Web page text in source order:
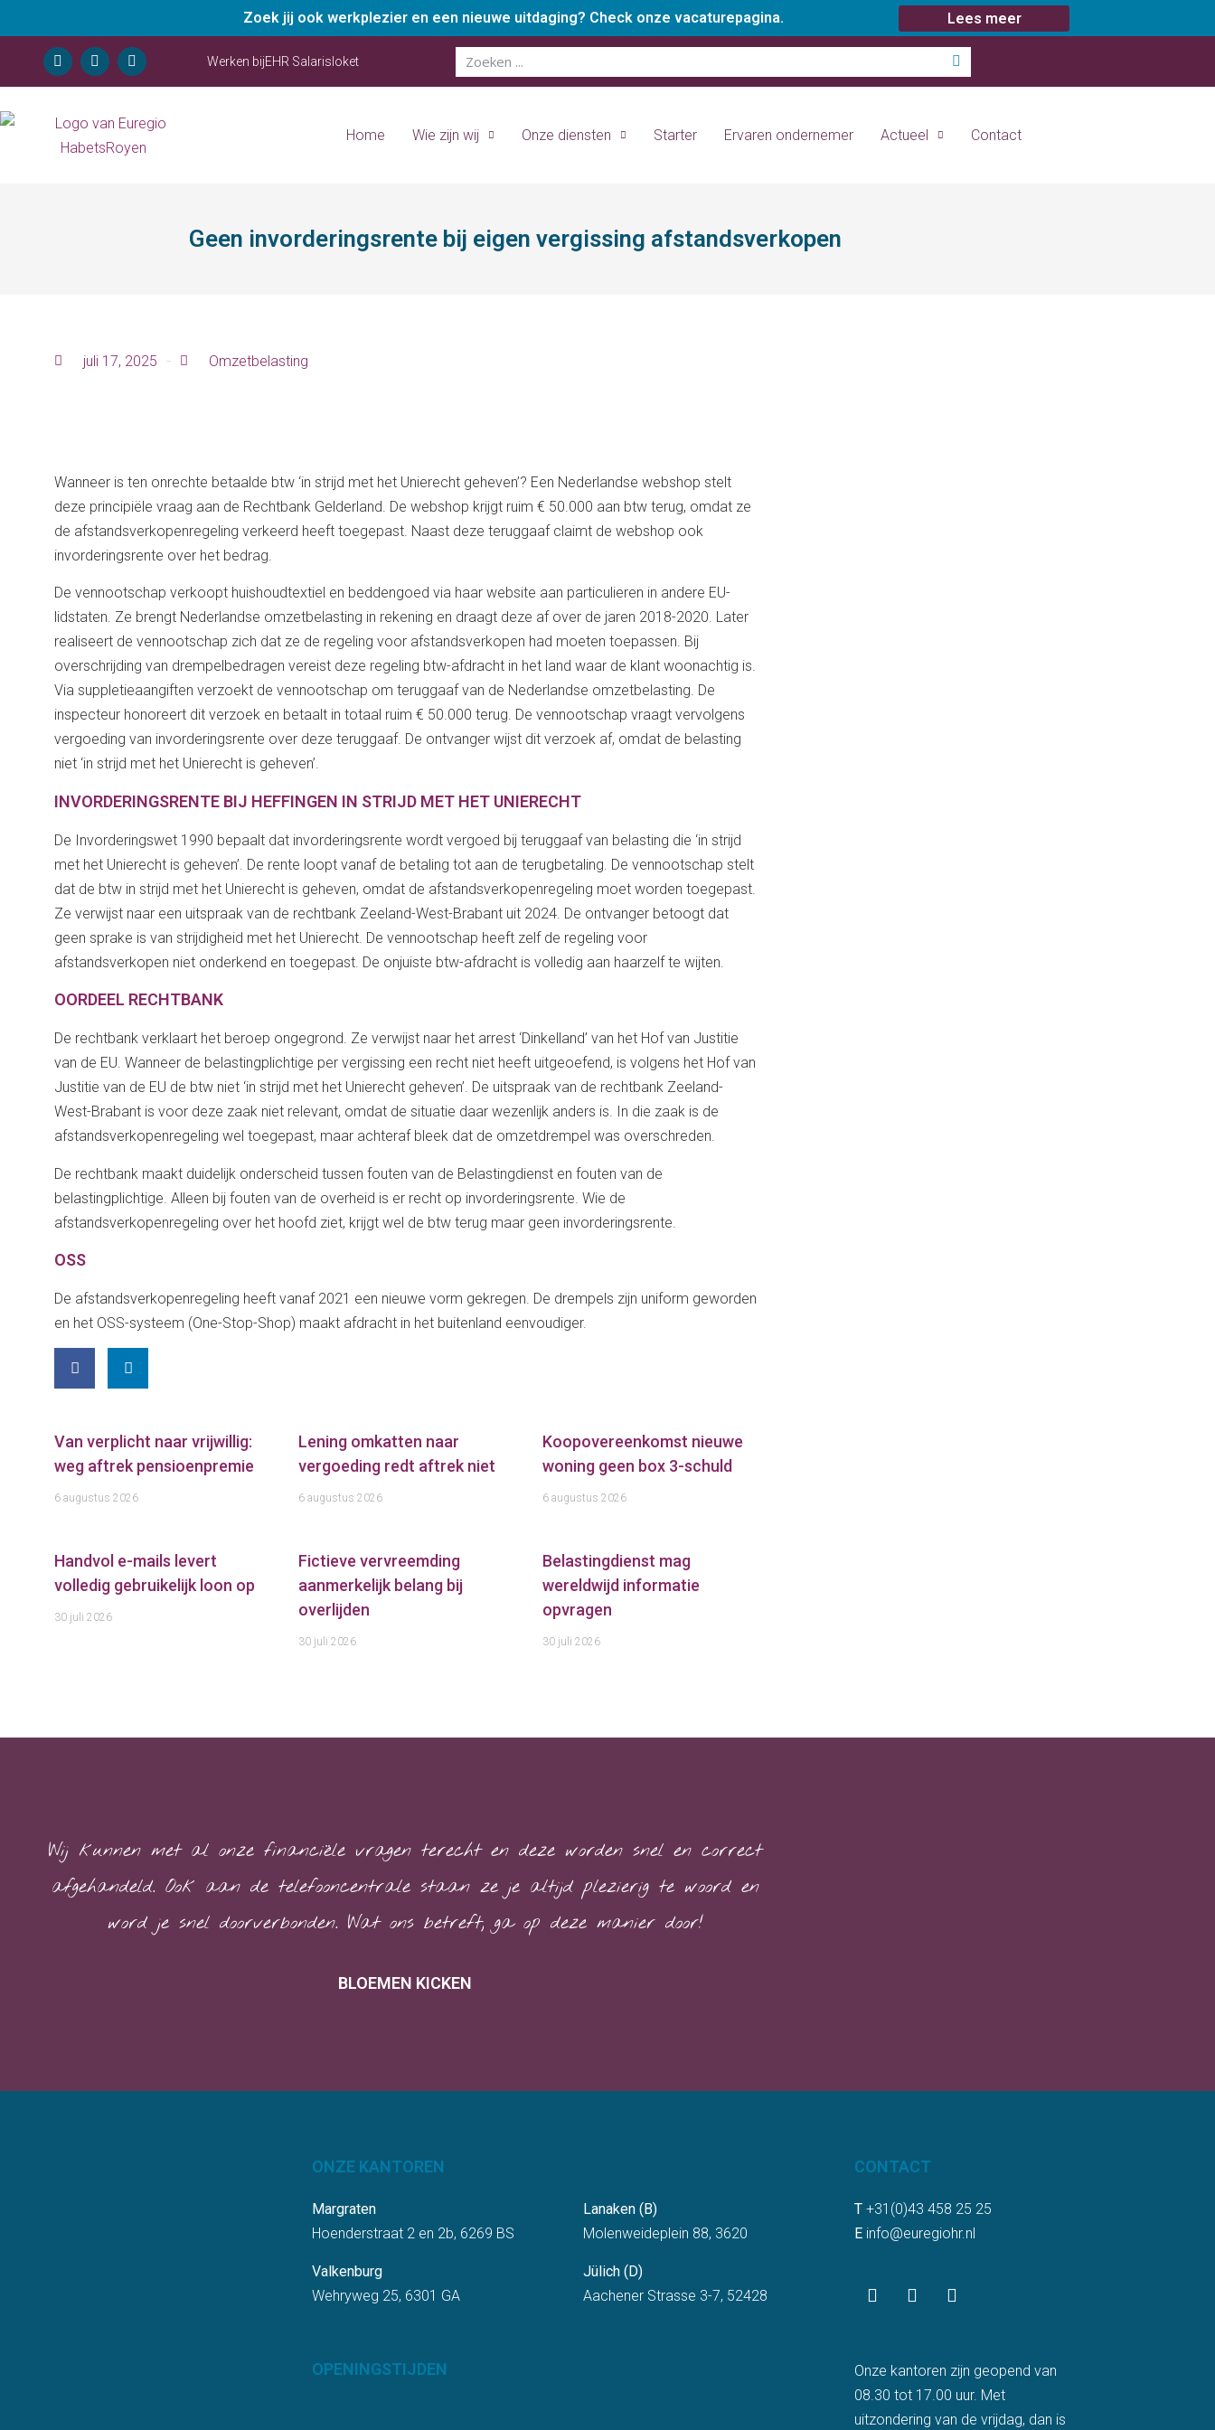
Zoek jij ook werkplezier en een nieuwe uitdaging? Check onze vacaturepagina. Lees meer
Werken bijEHR Salarisloket
Home Wie zijn wij Onze diensten Starter Ervaren ondernemer Actueel Contact
Geen invorderingsrente bij eigen vergissing afstandsverkopen
juli 17, 2025 Omzetbelasting
Wanneer is ten onrechte betaalde btw ‘in strijd met het Unierecht geheven’? Een Nederlandse webshop stelt
deze principiële vraag aan de Rechtbank Gelderland. De webshop krijgt ruim € 50.000 aan btw terug, omdat ze
de afstandsverkopenregeling verkeerd heeft toegepast. Naast deze teruggaaf claimt de webshop ook
invorderingsrente over het bedrag.
De vennootschap verkoopt huishoudtextiel en beddengoed via haar website aan particulieren in andere EU-
lidstaten. Ze brengt Nederlandse omzetbelasting in rekening en draagt deze af over de jaren 2018-2020. Later
realiseert de vennootschap zich dat ze de regeling voor afstandsverkopen had moeten toepassen. Bij
overschrijding van drempelbedragen vereist deze regeling btw-afdracht in het land waar de klant woonachtig is.
Via suppletieaangiften verzoekt de vennootschap om teruggaaf van de Nederlandse omzetbelasting. De
inspecteur honoreert dit verzoek en betaalt in totaal ruim € 50.000 terug. De vennootschap vraagt vervolgens
vergoeding van invorderingsrente over deze teruggaaf. De ontvanger wijst dit verzoek af, omdat de belasting
niet ‘in strijd met het Unierecht is geheven’.
INVORDERINGSRENTE BIJ HEFFINGEN IN STRIJD MET HET UNIERECHT
De Invorderingswet 1990 bepaalt dat invorderingsrente wordt vergoed bij teruggaaf van belasting die ‘in strijd
met het Unierecht is geheven’. De rente loopt vanaf de betaling tot aan de terugbetaling. De vennootschap stelt
dat de btw in strijd met het Unierecht is geheven, omdat de afstandsverkopenregeling moet worden toegepast.
Ze verwijst naar een uitspraak van de rechtbank Zeeland-West-Brabant uit 2024. De ontvanger betoogt dat
geen sprake is van strijdigheid met het Unierecht. De vennootschap heeft zelf de regeling voor
afstandsverkopen niet onderkend en toegepast. De onjuiste btw-afdracht is volledig aan haarzelf te wijten.
OORDEEL RECHTBANK
De rechtbank verklaart het beroep ongegrond. Ze verwijst naar het arrest ‘Dinkelland’ van het Hof van Justitie
van de EU. Wanneer de belastingplichtige per vergissing een recht niet heeft uitgeoefend, is volgens het Hof van
Justitie van de EU de btw niet ‘in strijd met het Unierecht geheven’. De uitspraak van de rechtbank Zeeland-
West-Brabant is voor deze zaak niet relevant, omdat de situatie daar wezenlijk anders is. In die zaak is de
afstandsverkopenregeling wel toegepast, maar achteraf bleek dat de omzetdrempel was overschreden.
De rechtbank maakt duidelijk onderscheid tussen fouten van de Belastingdienst en fouten van de
belastingplichtige. Alleen bij fouten van de overheid is er recht op invorderingsrente. Wie de
afstandsverkopenregeling over het hoofd ziet, krijgt wel de btw terug maar geen invorderingsrente.
OSS
De afstandsverkopenregeling heeft vanaf 2021 een nieuwe vorm gekregen. De drempels zijn uniform geworden
en het OSS-systeem (One-Stop-Shop) maakt afdracht in het buitenland eenvoudiger.
Van verplicht naar vrijwillig:
weg aftrek pensioenpremie
6 augustus 2026
Lening omkatten naar
vergoeding redt aftrek niet
6 augustus 2026
Koopovereenkomst nieuwe
woning geen box 3-schuld
6 augustus 2026
Handvol e-mails levert
volledig gebruikelijk loon op
30 juli 2026
Fictieve vervreemding
aanmerkelijk belang bij
overlijden
30 juli 2026
Belastingdienst mag
wereldwijd informatie
opvragen
30 juli 2026
Wij kunnen met al onze financiële vragen terecht en deze worden snel en correct
afgehandeld. Ook aan de telefooncentrale staan ze je altijd plezierig te woord en
word je snel doorverbonden. Wat ons betreft; ga op deze manier door!
BLOEMEN KICKEN
ONZE KANTOREN
Margraten
Hoenderstraat 2 en 2b, 6269 BS
Valkenburg
Wehryweg 25, 6301 GA
Lanaken (B)
Molenweideplein 88, 3620
Jülich (D)
Aachener Strasse 3-7, 52428
OPENINGSTIJDEN
CONTACT
T +31(0)43 458 25 25
E info@euregiohr.nl
Onze kantoren zijn geopend van
08.30 tot 17.00 uur. Met
uitzondering van de vrijdag, dan is